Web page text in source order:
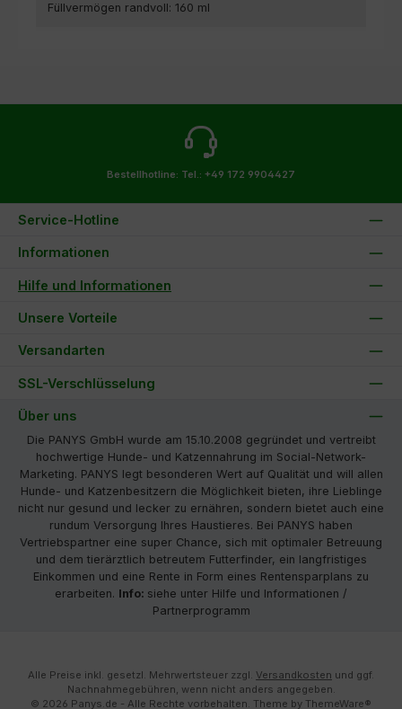
Füllvermögen randvoll: 160 ml
Bestellhotline: Tel.: +49 172 9904427
Service-Hotline
Informationen
Hilfe und Informationen
Unsere Vorteile
Versandarten
SSL-Verschlüsselung
Über uns
Die PANYS GmbH wurde am 15.10.2008 gegründet und vertreibt
hochwertige Hunde- und Katzennahrung im Social-Network-
Marketing. PANYS legt besonderen Wert auf Qualität und will allen
Hunde- und Katzenbesitzern die Möglichkeit bieten, ihre Lieblinge
nicht nur gesund und lecker zu ernähren, sondern bietet auch eine
rundum Versorgung Ihres Haustieres. Bei PANYS haben
Vertriebspartner eine super Chance, sich mit optimaler Betreuung
und dem tierärztlich betreutem Futterfinder, ein langfristiges
Einkommen und eine Rente in Form eines Rentensparplans zu
erarbeiten. Info: siehe unter Hilfe und Informationen /
Partnerprogramm
Alle Preise inkl. gesetzl. Mehrwertsteuer zzgl. Versandkosten und ggf.
Nachnahmegebühren, wenn nicht anders angegeben.
© 2026 Panys.de - Alle Rechte vorbehalten. Theme by ThemeWare®